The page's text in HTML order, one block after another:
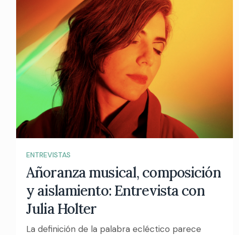
ENTREVISTAS
Añoranza musical, composición
y aislamiento: Entrevista con
Julia Holter
La definición de la palabra ecléctico parece